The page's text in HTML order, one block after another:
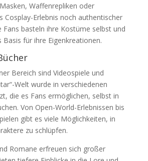
Waffenrepliken oder
Cosplay-Erlebnis noch authentischer
Fans basteln ihre Kostüme selbst und
Basis für ihre Eigenkreationen.
Bereich sind Videospiele und
Welt wurde in verschiedenen
die es Fans ermöglichen, selbst in
Von Open-World-Erlebnissen bis
gibt es viele Möglichkeiten, in
zu schlüpfen.
Romane erfreuen sich großer